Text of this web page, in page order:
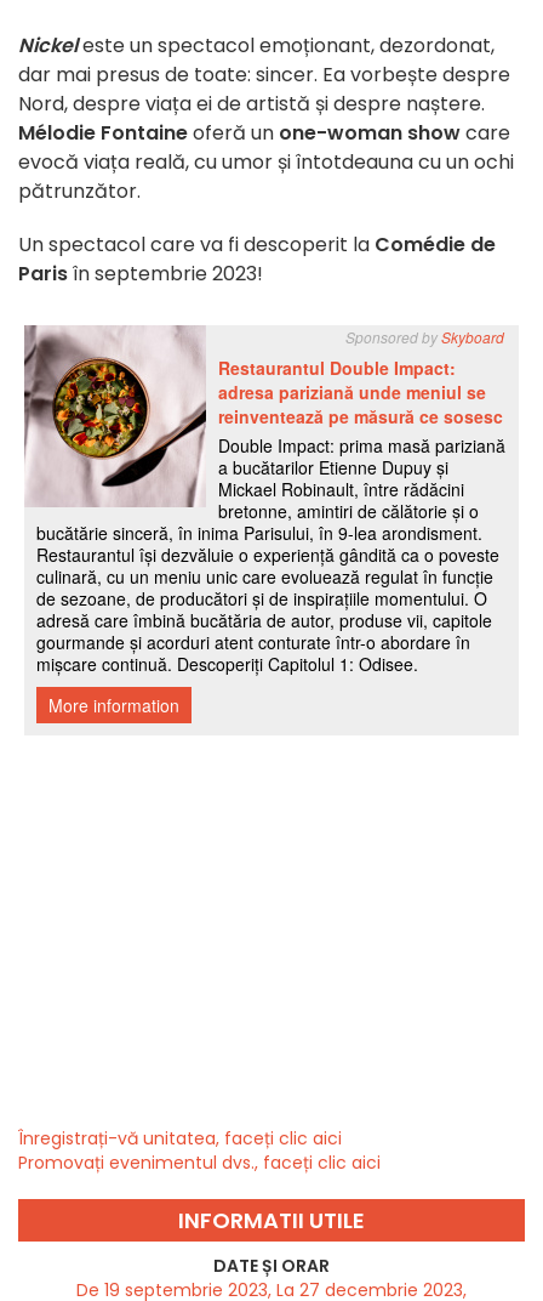
Nickeleste un spectacol emoționant, dezordonat,
dar mai presus de toate: sincer. Ea vorbește despre
Nord, despre viața ei de artistă și despre naștere.
Mélodie Fontaineoferă un one-woman showcare
evocă viața reală, cu umor și întotdeauna cu un ochi
pătrunzător.
Un spectacol care va fi descoperit la Comédie de
Parisîn septembrie 2023!
Înregistrați-vă unitatea, faceți clic aici
Promovați evenimentul dvs., faceți clic aici
INFORMATII UTILE
DATE ȘI ORAR
De 19 septembrie 2023, La 27 decembrie 2023,